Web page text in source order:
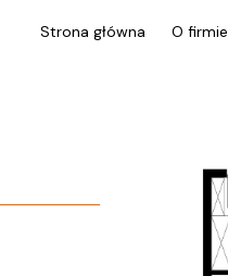
Strona główna O firmie